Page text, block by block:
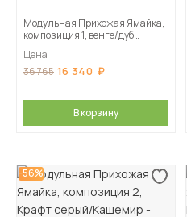
Модульная Прихожая Ямайка,
композиция 1, венге/дуб
Цена
36 765 16 340
В корзину
-56%